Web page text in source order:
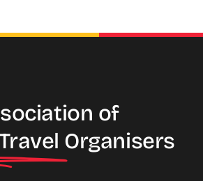
of
Organisers